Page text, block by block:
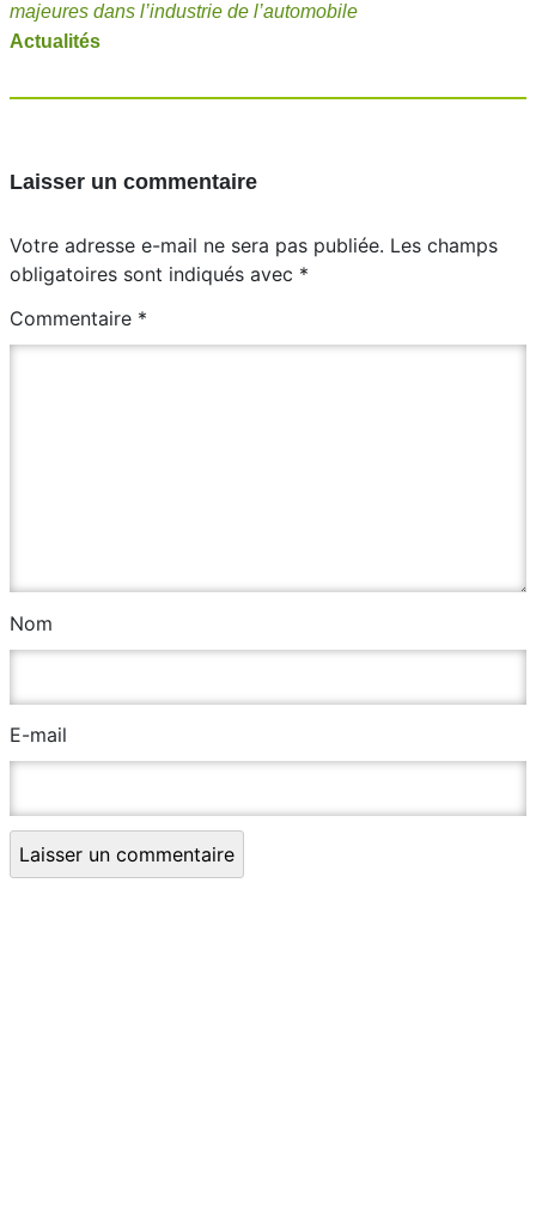
majeures dans l’industrie de l’automobile
Actualités
Laisser un commentaire
Votre adresse e-mail ne sera pas publiée. Les champs
obligatoires sont indiqués avec *
Commentaire *
Nom
E-mail